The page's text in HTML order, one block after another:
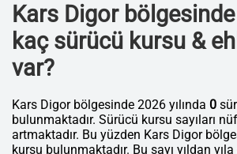
Kars Digor
kaç sürücü kursu &
var?
Kars Digor bölgesinde 2026 yılında 0
bulunmaktadır. Sürücü kursu sayıları
artmaktadır. Bu yüzden Kars Digor
kursu bulunmaktadır. Bu sayı yıldan